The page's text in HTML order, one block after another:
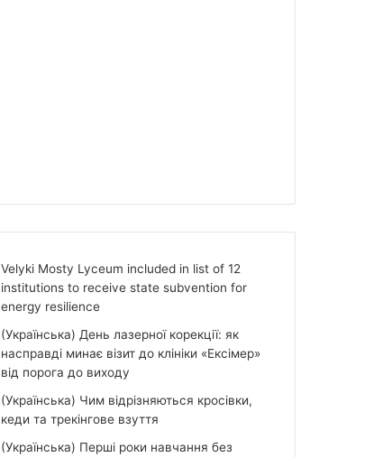
Velyki Mosty Lyceum included in list of 12
institutions to receive state subvention for
energy resilience
(Українська) День лазерної корекції: як
насправді минає візит до клініки «Ексімер»
від порога до виходу
(Українська) Чим відрізняються кросівки,
кеди та трекінгове взуття
(Українська) Перші роки навчання без